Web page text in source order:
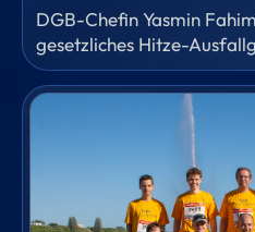
DGB-Chefin Yasmin
gesetzliches Hitze-
die wegen extremer
können. Für das HR-
Personalwirtschaft hat
Arbeitsrecht Dr. Anton
welche Ansprüche heute
warum eine gesetzliche
Folgefragen aufwirft.